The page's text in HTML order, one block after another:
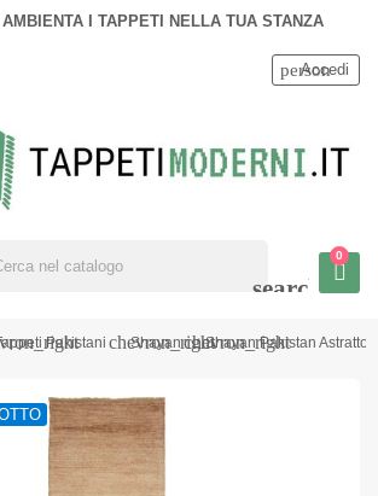
I TAPPETI NELLA TUA STANZA
search
person
Accedi
0
Pakistani chevron_right
Shayanchevron_right
Shayan Pakistan Astratto